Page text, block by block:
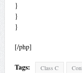
}
}
}
[/php]
Tags: Class C